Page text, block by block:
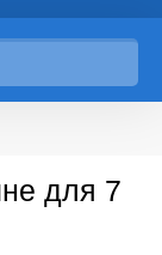
для 7